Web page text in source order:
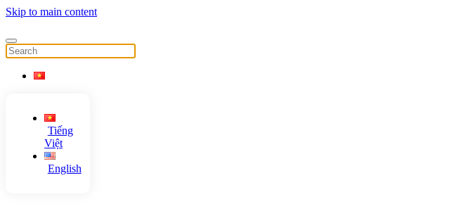
Skip to main content
Tiếng
Việt
English